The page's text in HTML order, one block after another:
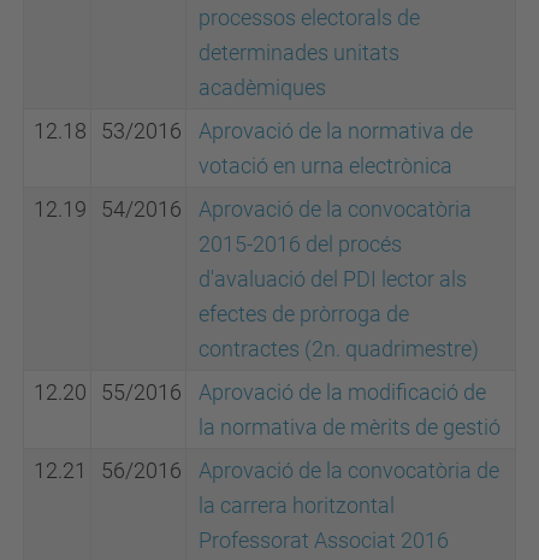
processos electorals de
determinades unitats
acadèmiques
12.18
53/2016
Aprovació de la normativa de
votació en urna electrònica
12.19
54/2016
Aprovació de la convocatòria
2015-2016 del procés
d'avaluació del PDI lector als
efectes de pròrroga de
contractes (2n. quadrimestre)
12.20
55/2016
Aprovació de la modificació de
la normativa de mèrits de gestió
12.21
56/2016
Aprovació de la convocatòria de
la carrera horitzontal
Professorat Associat 2016